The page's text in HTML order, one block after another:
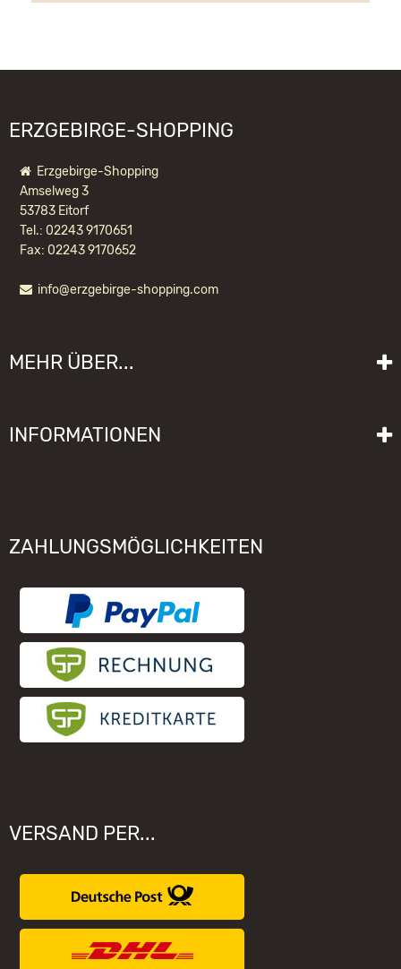
ERZGEBIRGE-SHOPPING
Erzgebirge-Shopping
Amselweg 3
53783 Eitorf
Tel.: 02243 9170651
Fax: 02243 9170652
info@erzgebirge-shopping.com
MEHR ÜBER...
Lieferzeit
Widerrufsrecht
INFORMATIONEN
Schwibbogen funktioniert nicht
Unsere Hersteller
ZAHLUNGSMÖGLICHKEITEN
VERSAND PER...